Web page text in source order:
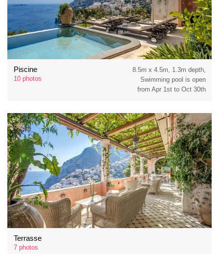
Piscine
10 photos
8.5m x 4.5m, 1.3m depth,
Swimming pool is open
from Apr 1st to Oct 30th
Terrasse
7 photos